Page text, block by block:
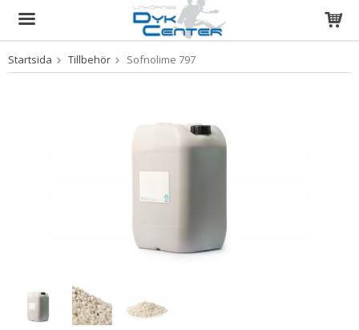
Produkten har blivit tillagd i varukorgen
Startsida Tillbehör Sofnolime 797